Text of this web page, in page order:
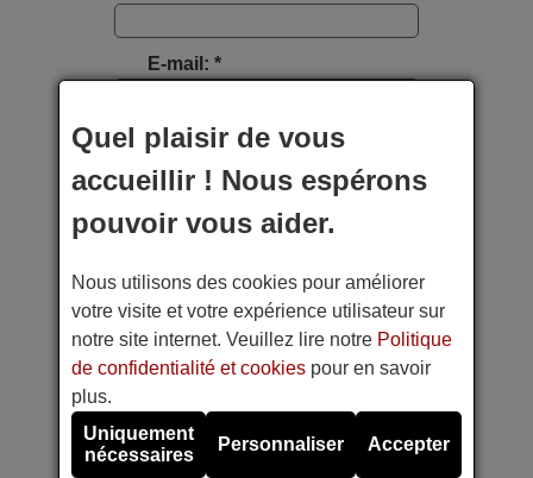
E-mail: *
Type d'appareil:
Marque:
Modèle:
Photo étiquette appareil:
Faites une photo avec votre téléphone portable
Référence de la
Quel plaisir de vous
accueillir ! Nous espérons
pouvoir vous aider.
Nous utilisons des cookies pour améliorer
votre visite et votre expérience utilisateur sur
notre site internet. Veuillez lire notre Politique
de confidentialité et cookies pour en savoir
plus.
Uniquement
nécessaires
Personnaliser Accepter